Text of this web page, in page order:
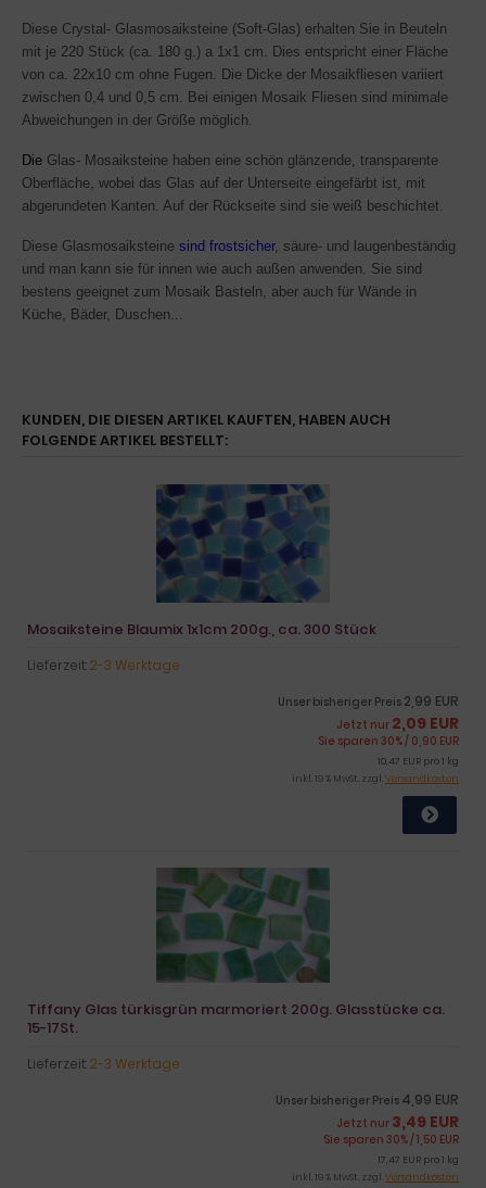
Diese Crystal- Glasmosaiksteine (Soft-Glas) erhalten Sie in Beuteln
mit je 220 Stück (ca. 180 g.) a 1x1 cm. Dies entspricht einer Fläche
von ca. 22x10 cm ohne Fugen. Die Dicke der Mosaikfliesen variiert
zwischen 0,4 und 0,5 cm. Bei einigen Mosaik Fliesen sind minimale
Abweichungen in der Größe möglich.
Die Glas- Mosaiksteine haben eine schön glänzende, transparente
Oberfläche, wobei das Glas auf der Unterseite eingefärbt ist, mit
abgerundeten Kanten. Auf der Rückseite sind sie weiß beschichtet.
Diese Glasmosaiksteine sind frostsicher, säure- und laugenbeständig
und man kann sie für innen wie auch außen anwenden. Sie sind
bestens geeignet zum Mosaik Basteln, aber auch für Wände in
Küche, Bäder, Duschen...
KUNDEN, DIE DIESEN ARTIKEL KAUFTEN, HABEN AUCH
FOLGENDE ARTIKEL BESTELLT:
Mosaiksteine Blaumix 1x1cm 200g., ca. 300 Stück
Lieferzeit:2-3 Werktage
Unser bisheriger Preis 2,99 EUR
Jetzt nur 2,09 EUR
Sie sparen 30% / 0,90 EUR
10,47 EUR pro 1 kg
inkl. 19 % MwSt. zzgl.Versandkosten
Tiffany Glas türkisgrün marmoriert 200g. Glasstücke ca.
15-17St.
Lieferzeit:2-3 Werktage
Unser bisheriger Preis 4,99 EUR
Jetzt nur 3,49 EUR
Sie sparen 30% / 1,50 EUR
17,47 EUR pro 1 kg
inkl. 19 % MwSt. zzgl.Versandkosten